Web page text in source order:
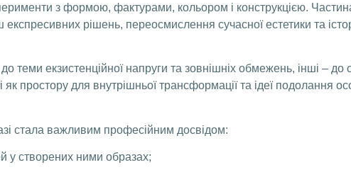
з формою, фактурами, кольором і конструкцією.
експресивних рішень, переосмислення сучасної естетики та
теми екзистенційної напруги та зовнішніх обмежень, інші –
як простору для внутрішньої трансформації та ідеї подолання
стала важливим професійним досвідом:
створених ними образах;